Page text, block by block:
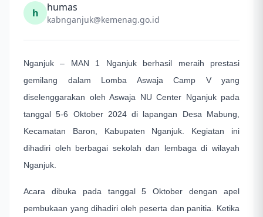
h humas
kabnganjuk@kemenag.go.id
Nganjuk – MAN 1 Nganjuk berhasil meraih prestasi
gemilang dalam Lomba Aswaja Camp V yang
diselenggarakan oleh Aswaja NU Center Nganjuk pada
tanggal 5-6 Oktober 2024 di lapangan Desa Mabung,
Kecamatan Baron, Kabupaten Nganjuk. Kegiatan ini
dihadiri oleh berbagai sekolah dan lembaga di wilayah
Nganjuk.
Acara dibuka pada tanggal 5 Oktober dengan apel
pembukaan yang dihadiri oleh peserta dan panitia. Ketika